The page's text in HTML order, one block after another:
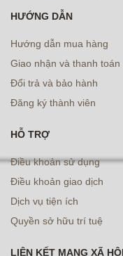
HƯỚNG DẪN
Hướng dẫn mua hàng
Giao nhận và thanh toán
Đổi trả và bảo hành
Đăng ký thành viên
HỖ TRỢ
Điều khoản sử dụng
Điều khoản giao dịch
Dịch vụ tiện ích
Quyền sở hữu trí tuệ
LIÊN KẾT MẠNG XÃ HỘI